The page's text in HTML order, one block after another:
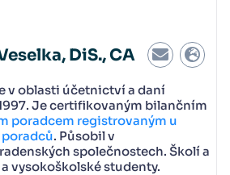
DiS., CA
v oblasti účetnictví a daní
Je certifikovaným bilančním
poradcem registrovaným u
. Působil v
společnostech. Školí a
vysokoškolské studenty.